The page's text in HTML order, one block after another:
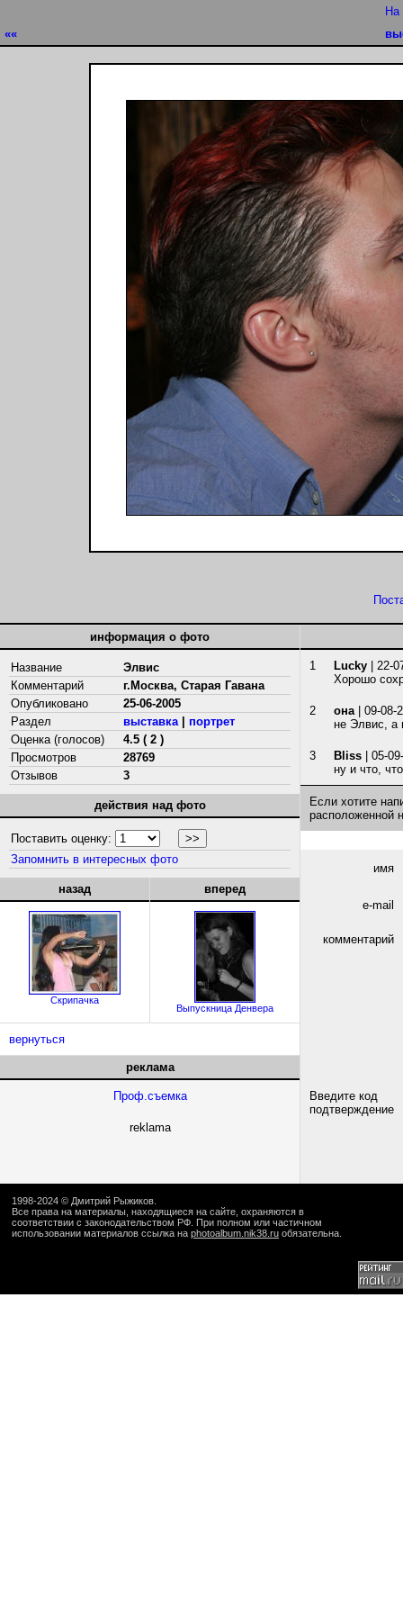
На
««
информация о фото
Название
Элвис
Комментарий
г.Москва, Старая Гавана
Опубликовано
25-06-2005
Раздел
выставка| портрет
Оценка (голосов)
4.5 ( 2 )
Просмотров
28769
Отзывов
3
действия над фото
Поставить оценку:
Запомнить в интересных фото
назад
Скрипачка
вперед
Выпускница Денвера
вернуться
реклама
Проф.съемка
reklama
1 Lucky | 22-
Хорошо
2 она| 09-08-
не Элвис, а
3 Bliss | 05-
ну и что,
Если хотите
расположенной
имя
e-mail
комментарий
Введите код
подтверждение
1998-2024 © Дмитрий Рыжиков
Все права на материалы, находящиеся на сайте, охраняются в
соответствии с законодательством РФ. При полном или частичном
использовании материалов ссылка на photoalbum.nik38.ru обязательна.